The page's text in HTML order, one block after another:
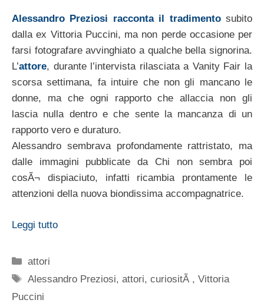
Alessandro Preziosi racconta il tradimentosubito
dalla ex Vittoria Puccini, ma non perde occasione per
farsi fotografare avvinghiato a qualche bella signorina.
L’attore, durante l’intervista rilasciata a Vanity Fair la
scorsa settimana, fa intuire che non gli mancano le
donne, ma che ogni rapporto che allaccia non gli
lascia nulla dentro e che sente la mancanza di un
rapporto vero e duraturo.
Alessandro sembrava profondamente rattristato, ma
dalle immagini pubblicate da Chi non sembra poi
cosÃ¬ dispiaciuto, infatti ricambia prontamente le
attenzioni della nuova biondissima accompagnatrice.
Leggi tutto
Categorie
attori
Tag
Alessandro Preziosi,attori,curiositÃ ,Vittoria
Puccini